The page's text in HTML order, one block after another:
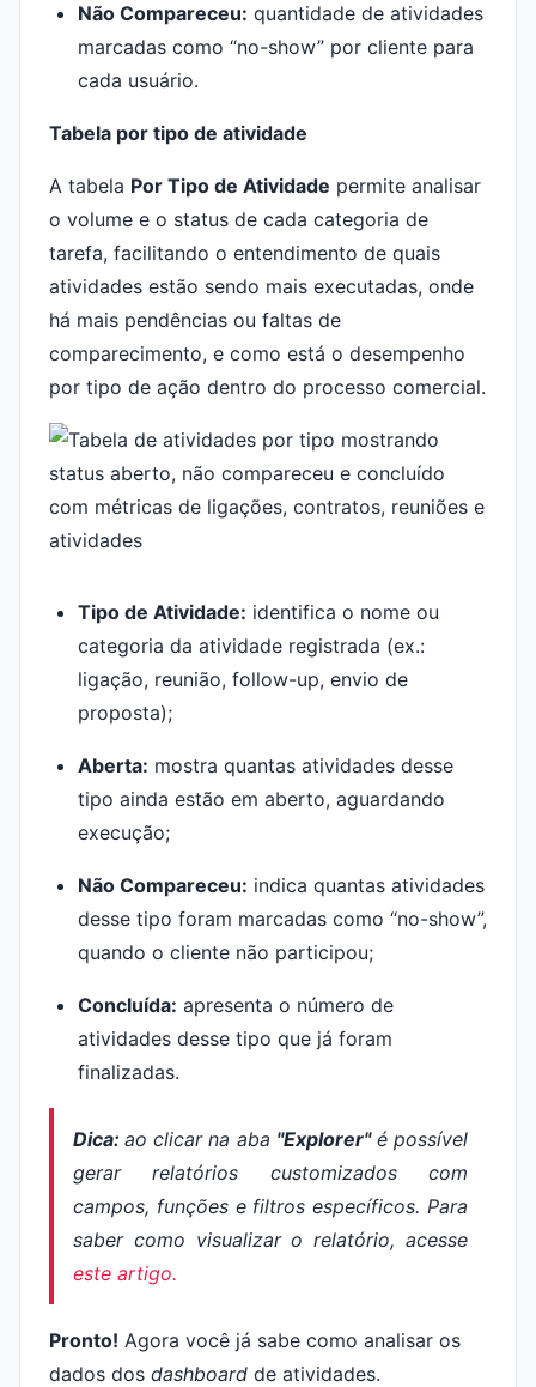
Não Compareceu: quantidade de atividades
marcadas como “no-show” por cliente para
cada usuário.
Tabela por tipo de atividade
A tabela Por Tipo de Atividade permite analisar
o volume e o status de cada categoria de
tarefa, facilitando o entendimento de quais
atividades estão sendo mais executadas, onde
há mais pendências ou faltas de
comparecimento, e como está o desempenho
por tipo de ação dentro do processo comercial.
Tipo de Atividade: identifica o nome ou
categoria da atividade registrada (ex.:
ligação, reunião, follow-up, envio de
proposta);
Aberta: mostra quantas atividades desse
tipo ainda estão em aberto, aguardando
execução;
Não Compareceu: indica quantas atividades
desse tipo foram marcadas como “no-show”,
quando o cliente não participou;
Concluída: apresenta o número de
atividades desse tipo que já foram
finalizadas.
Dica:ao clicar na aba "Explorer"é possível
gerar relatórios customizados com
campos, funções e filtros específicos. Para
saber como visualizar o relatório, acesse
este artigo.
Pronto! Agora você já sabe como analisar os
dados dos dashboard de atividades.